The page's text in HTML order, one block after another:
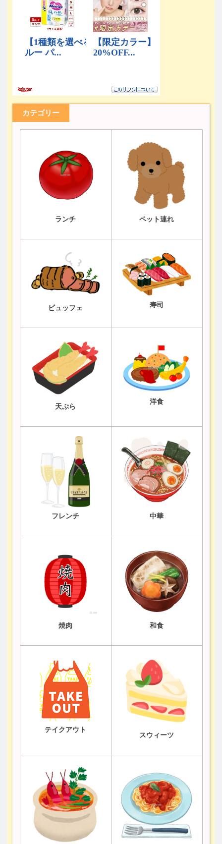
カテゴリー
ランチ ペット連れ
ビュッフェ 寿司
天ぷら
洋食
フレンチ 中華
焼肉 和食
テイクアウト
スウィーツ